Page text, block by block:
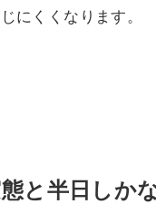
にくくなります。
と半日しか